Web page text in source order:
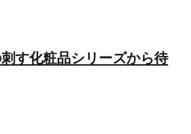
す化粧品シリーズから待